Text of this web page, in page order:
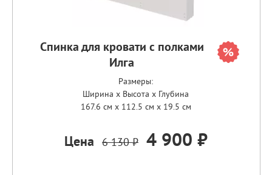
Спинка для кровати с полками
Илга
Размеры:
Ширина x Высота x Глубина
167.6 см x 112.5 см x 19.5 см
Цена 6 130 ₽ 4 900 ₽